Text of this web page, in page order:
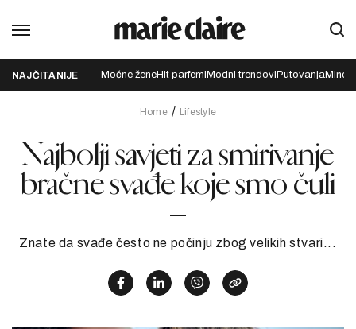
NAJČITANIJE Moćne ženeHit parfemi Modni trendovi Putovanja
Home Lifestyle
Najbolji savjeti za smirivanje
bračne svađe koje smo čuli
Znate da svađe često ne počinju zbog velikih stvari...